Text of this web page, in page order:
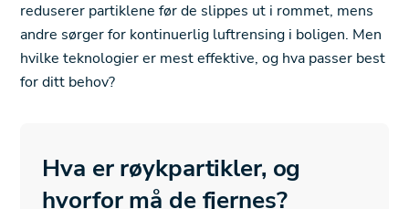
reduserer partiklene før de slippes ut i rommet, mens
andre sørger for kontinuerlig luftrensing i boligen. Men
hvilke teknologier er mest effektive, og hva passer best
for ditt behov?
Hva er røykpartikler, og
hvorfor må de fjernes?